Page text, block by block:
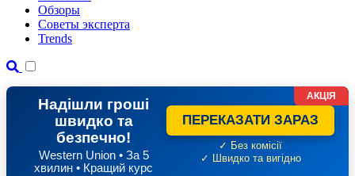
Обзоры
Советы эксперта
Trends
Надішли гроші
швидко та
безпечно!
Western Union • За 5
хвилин • Кращий курс
ПЕРЕКАЗАТИ ЗАРАЗ
✓ Без комісії
✓ Швидко та вигідно
АКЦІЯ